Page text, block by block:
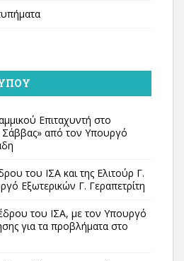
Επιταχυντή στο
από τον Υπουργό
του ΙΣΑ και της Ελιτούρ Γ.
Εξωτερικών Γ. Γεραπετρίτη
του ΙΣΑ, με τον Υπουργό
για τα προβλήματα στο